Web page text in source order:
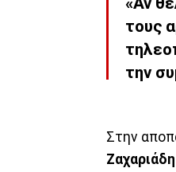
τους
την
Στην
Ζαχαριάδη